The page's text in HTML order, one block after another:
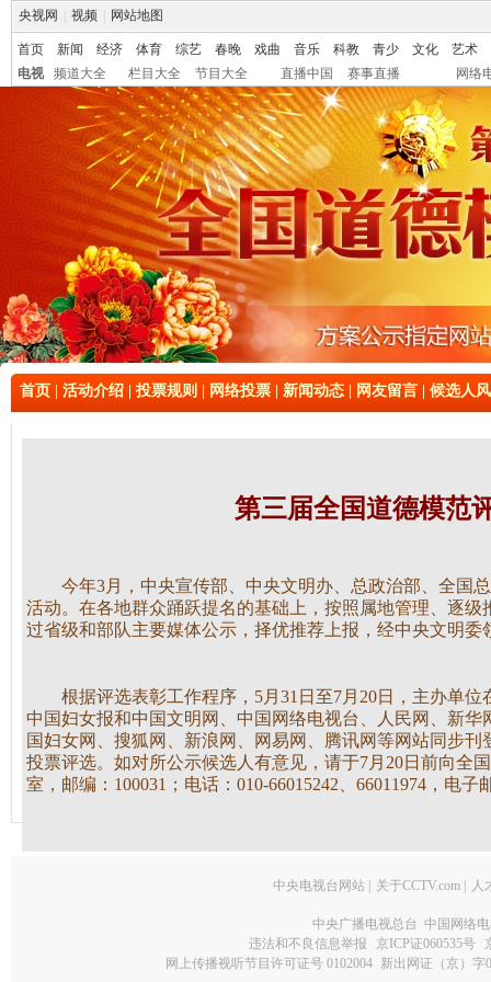
央视网 视频 网站地图
首页 新闻 经济 体育 综艺 春晚 戏曲 音乐 科教 青少 文化
艺术
电视
频道大全 栏目大全 节目大全 直播中国 赛事直播 网络
首页 活动介绍 投票规则 网络投票 新闻动态 网友留言 候选人
第三届全国道德模范
今年3月，中央宣传部、中央文明办、总政治部、全国总
活动。在各地群众踊跃提名的基础上，按照属地管理、逐
过省级和部队主要媒体公示，择优推荐上报，经中央文明
根据评选表彰工作程序，5月31日至7月20日，主办单位
中国妇女报和中国文明网、中国网络电视台、人民网、新
国妇女网、搜狐网、新浪网、网易网、腾讯网等网站同步
投票评选。如对所公示候选人有意见，请于7月20日前向全
室，邮编：100031；电话：010-66015242、66011974，电子
中央电视台网站 关于CCTV.com 人
中央广播电视总台 中国网络
违法和不良信息举报
京ICP证060535号
网上传播视听节目许可证号 0102004 新出网证（京）